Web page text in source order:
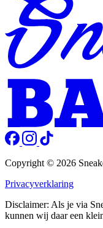
Copyright © 2026
Privacyverklaring
Disclaimer: Als je via
kunnen wij daar een